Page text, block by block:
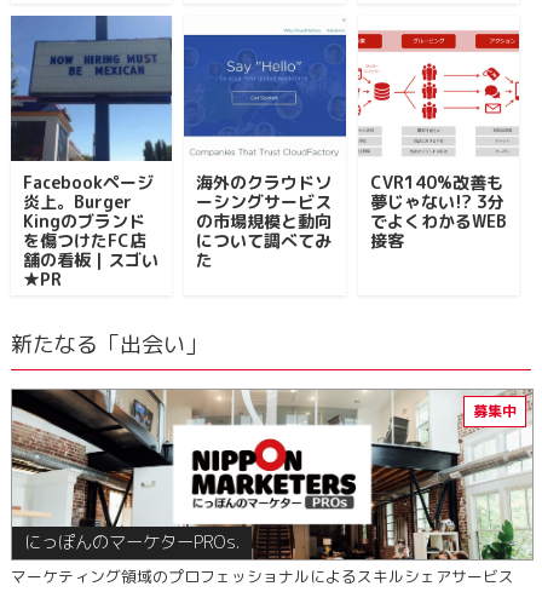
Facebookページ
炎上。Burger
Kingのブランド
を傷つけたFC店
舗の看板｜スゴい
★PR
海外のクラウドソ
ーシングサービス
の市場規模と動向
について調べてみ
た
CVR140%改善も
夢じゃない!? 3分
でよくわかるWEB
接客
新たなる「出会い」
にっぽんのマーケターPROs.
マーケティング領域のプロフェッショナルによるスキルシェアサービス